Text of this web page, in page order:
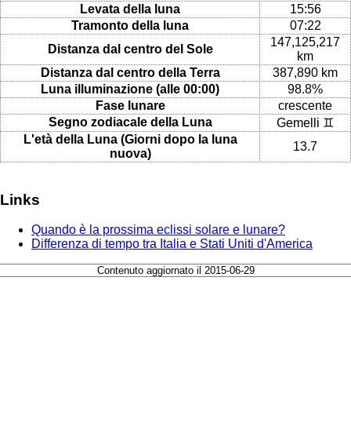
Levata della luna
15:56
Tramonto della luna
07:22
Distanza dal centro del Sole
147,125,217
km
Distanza dal centro della Terra
387,890 km
Luna illuminazione (alle 00:00)
98.8%
Fase lunare
crescente
Segno zodiacale della Luna
Gemelli ♊
L'età della Luna (Giorni dopo la luna
nuova)
13.7
Links
Quando è la prossima eclissi solare e lunare?
Differenza di tempo tra Italia e Stati Uniti d'America
Contenuto aggiornato il 2015-06-29